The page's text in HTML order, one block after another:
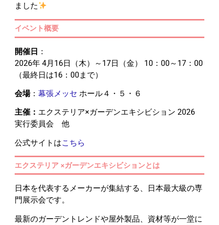
ました
イベント概要
開催日 ：
2026年 4月16日（木）～17日（金） 10：00～17：00
（最終日は16：00まで）
会場： 幕張メッセ ホール４・５・６
主催： エクステリア×ガーデンエキシビション 2026
実行委員会 他
公式サイトはこちら
エクステリア ×ガーデンエキシビションとは
日本を代表するメーカーが集結する、日本最大級の専
門展示会です。
最新のガーデントレンドや屋外製品、資材等が一堂に